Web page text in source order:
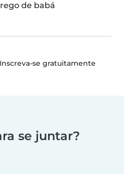
de babá
Inscreva-se gratuitamente
se juntar?